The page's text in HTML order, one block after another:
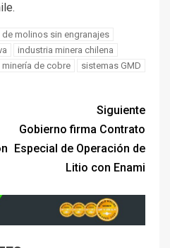
molinos sin engranajes
industria minera chilena
minería de cobre
sistemas GMD
Siguiente
Gobierno firma Contrato
Especial de Operación de
Litio con Enami